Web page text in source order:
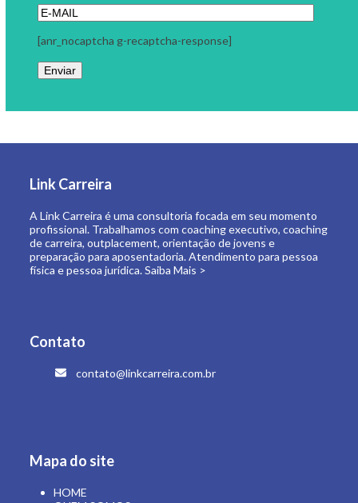
de carreira, outplacement, orientação de jovens e
Contato
contato@linkcarreira.com.br
Mapa do site
ARTIGOS
ÁREA RESTRITA